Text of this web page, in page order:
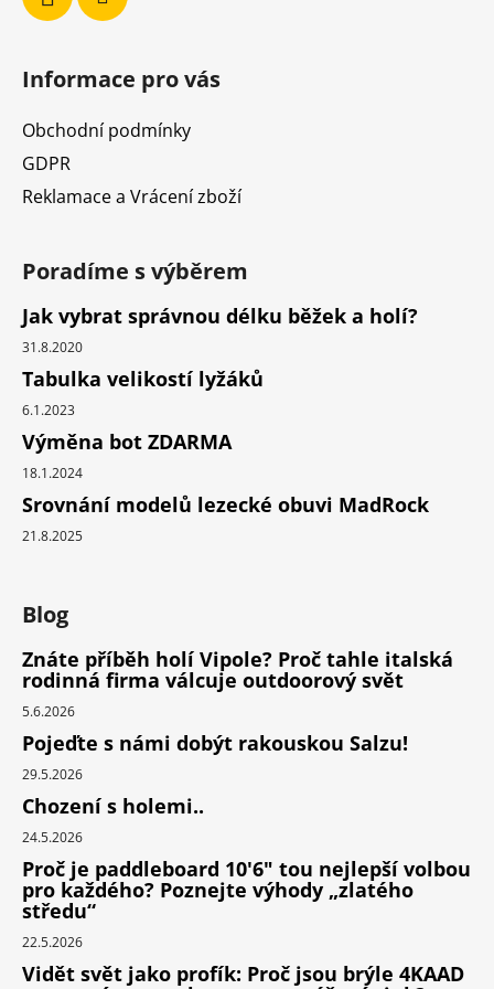
Informace pro vás
Obchodní podmínky
GDPR
Reklamace a Vrácení zboží
Poradíme s výběrem
Jak vybrat správnou délku běžek a holí?
31.8.2020
Tabulka velikostí lyžáků
6.1.2023
Výměna bot ZDARMA
18.1.2024
Srovnání modelů lezecké obuvi MadRock
21.8.2025
Blog
Znáte příběh holí Vipole? Proč tahle italská
rodinná firma válcuje outdoorový svět
5.6.2026
Pojeďte s námi dobýt rakouskou Salzu!
29.5.2026
Chození s holemi..
24.5.2026
Proč je paddleboard 10'6" tou nejlepší volbou
pro každého? Poznejte výhody „zlatého
středu“
22.5.2026
Vidět svět jako profík: Proč jsou brýle 4KAAD